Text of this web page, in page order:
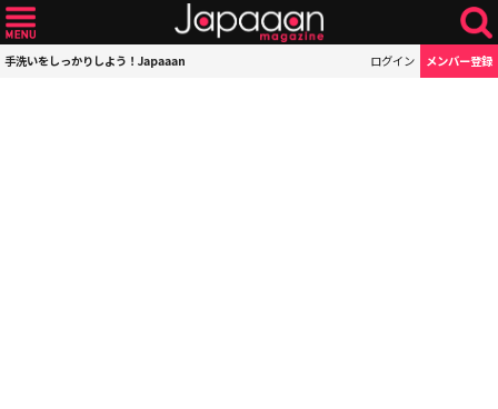
手洗いをしっかりしよう！Japaaan ログイン メンバー登録